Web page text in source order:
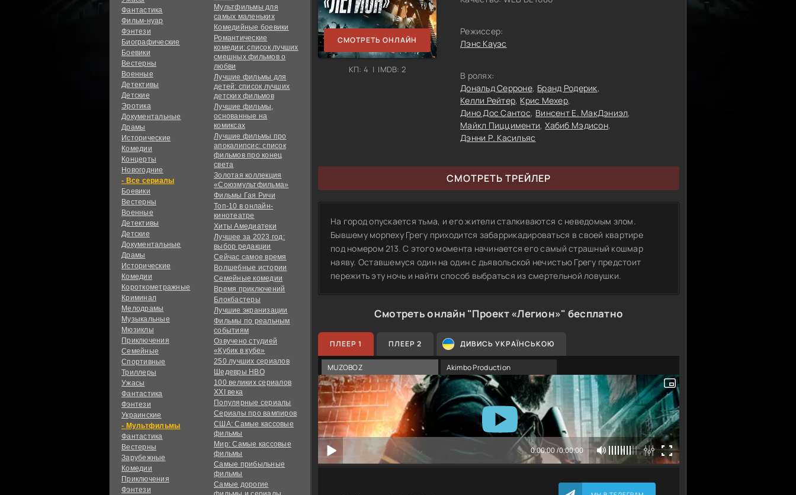
Фантастика
Фильм-нуар
Фэнтези
Биографические
Боевики
Вестерны
Военные
Детективы
Детские
Эротика
Документальные
Драмы
Исторические
Комедии
Концерты
Новогодние
сериалы
Боевики
Вестерны
Военные
Детективы
Детские
Документальные
Драмы
Исторические
Комедии
Короткометражные
Криминал
Мелодрамы
Музыкальные
Мюзиклы
Приключения
Семейные
Спортивные
Триллеры
Ужасы
Фантастика
Фэнтези
Украинcкие
Мультфильмы
Фантастика
Вестерны
Зарубежные
Комедии
Приключения
Фэнтези
Мультфильмы для
самых маленьких
Комедийные боевики
Романтические
комедии: список лучших
смешных фильмов о
любви
Лучшие фильмы для
детей: список лучших
детских фильмов
Лучшие фильмы,
основанные на
комиксах
Лучшие фильмы про
апокалипсис: список
фильмов про конец
света
Золотая коллекция
«Союзмультфильма»
Фильмы Гая Ричи
Топ-10 в онлайн-
кинотеатре
Хиты Амедиатеки
Лучшее за 2023 год:
выбор редакции
Сейчас самое время
Волшебные истории
Семейные комедии
Время приключений
Блокбастеры
Лучшие экранизации
Фильмы по реальным
событиям
Озвучено студией
«Кубик в кубе»
250 лучших сериалов
Шедевры HBO
100 великих сериалов
XXI века
Популярные сериалы
Сериалы про вампиров
США: Самые кассовые
фильмы
Мир: Самые кассовые
фильмы
Самые прибыльные
фильмы
Самые дорогие
СМОТРЕТЬ ОНЛАЙН
КП: 4 | IMDB: 2
Режиссер:
Лэнс Кауэс
В ролях:
Дональд Серроне Бранд Родерик
Келли Рейтер Крис Мехер
Дино Дос Сантос Винсент Е. МакДэниэл
Майкл Пиццименти Хабиб Мэдисон
Дэнни Р. Касильяс
СМОТРЕТЬ ТРЕЙЛЕР
На город опускается тьма, и его жители сталкиваются с неведомым злом.
Бывшему морпеху Грегу приходится забаррикадироваться в своей квартире
под номером 213. С этого момента начинается его самый страшный кошмар
наяву. Оставшемуся один на один с дьявольской нечистью Грегу предстоит
пережить эту ночь и найти способ выбраться из смертельной ловушки.
Смотреть онлайн "Проект «Легион»" бесплатно
ПЛЕЕР 1 ПЛЕЕР 2 ДИВИСЬ УКРАЇНСЬКОЮ
MUZOBOZ Akimbo Production